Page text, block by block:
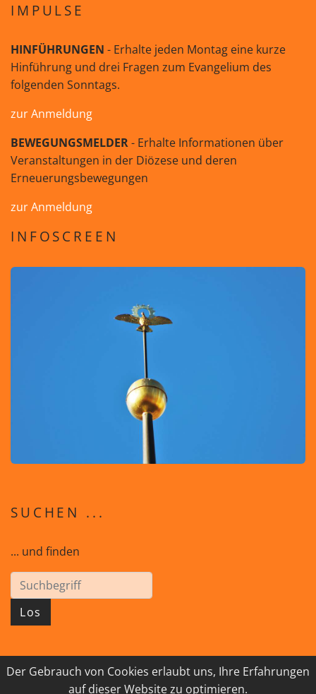
Der Gebrauch von Cookies erlaubt uns, Ihre Erfahrungen
auf dieser Website zu optimieren.
IMPULSE
HINFÜHRUNGEN - Erhalte jeden Montag eine kurze
Hinführung und drei Fragen zum Evangelium des
folgenden Sonntags.
zur Anmeldung
BEWEGUNGSMELDER- Erhalte Informationen über
Veranstaltungen in der Diözese und deren
Erneuerungsbewegungen
zur Anmeldung
INFOSCREEN
SUCHEN ...
... und finden
Los
© 2026 GEISTreich - Diözese Innsbruck